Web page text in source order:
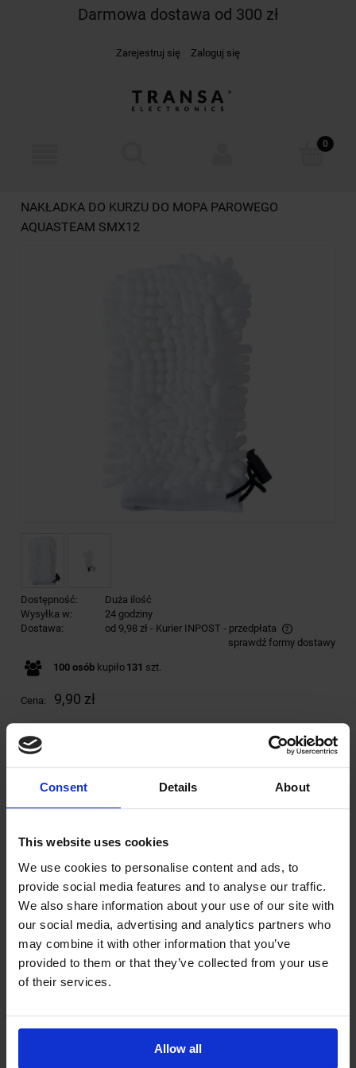
Darmowa dostawa od 300 zł
Consent Details About
This website uses cookies
We use cookies to personalise content and ads, to
provide social media features and to analyse our traffic.
We also share information about your use of our site with
our social media, advertising and analytics partners who
may combine it with other information that you’ve
provided to them or that they’ve collected from your use
of their services.
Allow all
Zarejestruj się Zaloguj się
NAKŁADKA DO KURZU DO MOPA PAROWEGO
AQUASTEAM SMX12
Dostępność:
Duża ilość
Wysyłka w:
24 godziny
Dostawa:
od 9,98 zł - Kurier INPOST - przedpłata
Cena nie zawiera ewentualnych kosztów płatnościsprawdź formy dostawy
100 osób kupiło 131 szt.
Cena: 9,90 zł
Opis
Koszty dostawy
Cena nie zawiera ewentualnych kosztów płatności
Opinie o produkcie (0)